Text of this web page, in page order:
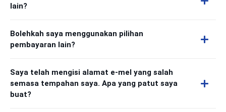
lain?
Bolehkah saya menggunakan pilihan
pembayaran lain?
Saya telah mengisi alamat e-mel yang salah
semasa tempahan saya. Apa yang patut saya
buat?